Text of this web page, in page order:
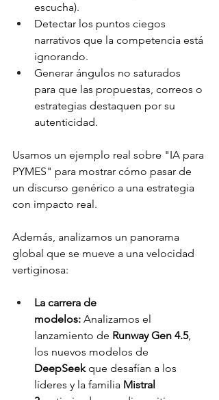
escucha).
Detectar los puntos ciegos
narrativos que la competencia está
ignorando.
Generar ángulos no saturados
para que las propuestas, correos o
estrategias destaquen por su
autenticidad.
Usamos un ejemplo real sobre "IA para
PYMES" para mostrar cómo pasar de
un discurso genérico a una estrategia
con impacto real.
Además, analizamos un panorama
global que se mueve a una velocidad
vertiginosa:
La carrera de
modelos: Analizamos el
lanzamiento de Runway Gen 4.5,
los nuevos modelos de
DeepSeek que desafían a los
líderes y la familia Mistral